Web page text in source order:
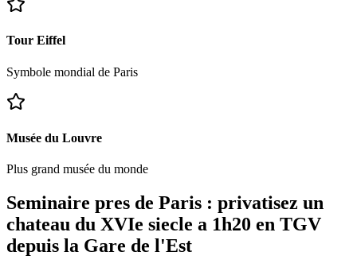
Tour Eiffel
Symbole mondial de Paris
Musée du Louvre
Plus grand musée du monde
Seminaire pres de Paris : privatisez un
chateau du XVIe siecle a 1h20 en TGV
depuis la Gare de l'Est